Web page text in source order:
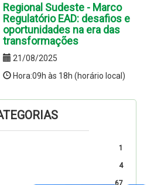
Regional Sudeste - Marco
Regulatório EAD: desafios e
oportunidades na era das
transformações
21/08/2025
Hora:09h às 18h (horário local)
1
4
67